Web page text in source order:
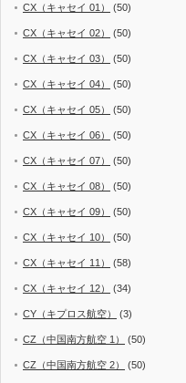
CX（キャセイ 01） (50)
CX（キャセイ 02） (50)
CX（キャセイ 03） (50)
CX（キャセイ 04） (50)
CX（キャセイ 05） (50)
CX（キャセイ 06） (50)
CX（キャセイ 07） (50)
CX（キャセイ 08） (50)
CX（キャセイ 09） (50)
CX（キャセイ 10） (50)
CX（キャセイ 11） (58)
CX（キャセイ 12） (34)
CY（キプロス航空） (3)
CZ（中国南方航空 1） (50)
CZ（中国南方航空 2） (50)